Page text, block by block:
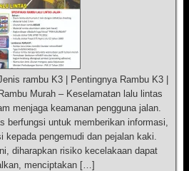
rambu K3 | Pentingnya Rambu K3 |
Murah – Keselamatan lalu lintas
menjaga keamanan pengguna jalan.
berfungsi untuk memberikan informasi,
kepada pengemudi dan pejalan kaki.
diharapkan risiko kecelakaan dapat
menciptakan […]